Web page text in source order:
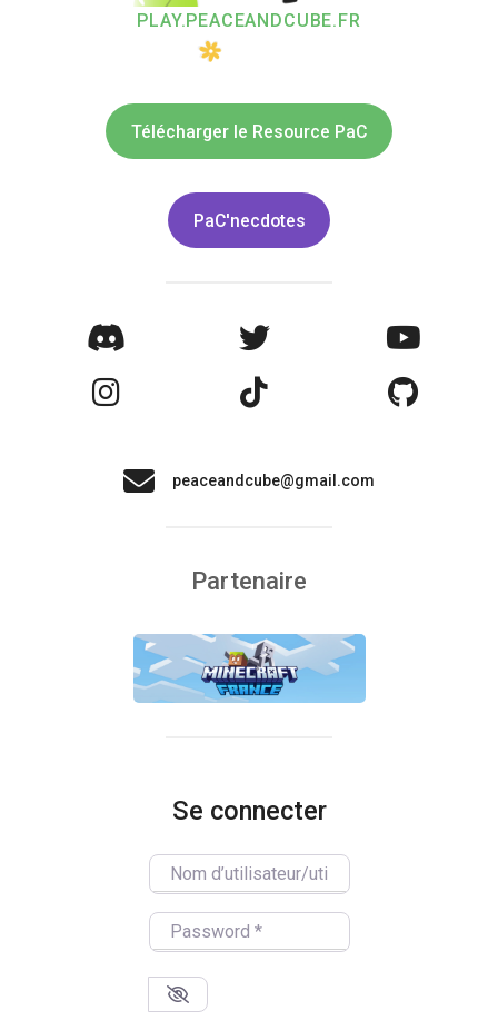
PLAY.PEACEANDCUBE.FR
Télécharger le Resource PaC
PaC'necdotes
peaceandcube@gmail.com
Partenaire
Se connecter
Nom d’utilisateur/utilisatrice
Password